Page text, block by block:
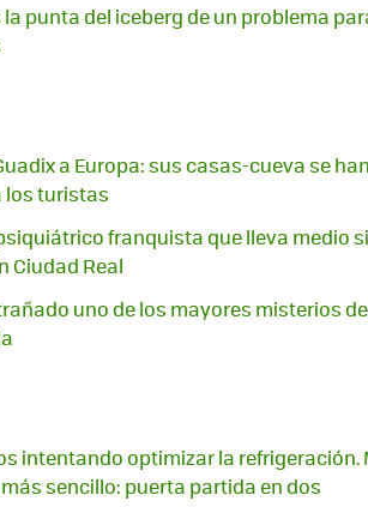
punta del iceberg de un problema
a Europa: sus casas-cueva se
turistas
franquista que lleva medio
Ciudad Real
uno de los mayores misterios
intentando optimizar la
sencillo: puerta partida en dos